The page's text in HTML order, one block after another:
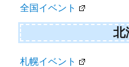
全国イベント
北
札幌イベント